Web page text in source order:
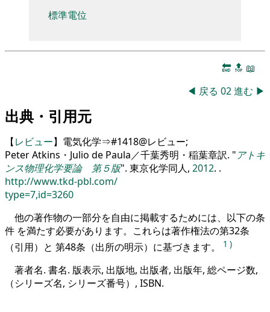
標準電位
🔚 🔝 📖
◀ 戻る 02進む ▶
出典・引用元
【レビュー】電気化学⇒#1418@レビュー;
Peter Atkins・Julio de Paula／千葉秀明・稲葉章訳.
アトキ
ンス物理化学要論 第５版 . 東京化学同人, 2012. .
http://www.tkd-pbl.com/
type=7,id=3260
他の著作物の一部分を自由に掲載するためには、以下の条
件 を満たす必要があります。これらは著作権法の第32条
（引用）と 第48条（出所の明示）に基づきます。
1 )
著者名. 書名. 版表示, 出版地, 出版者, 出版年, 総ページ数,
（シリーズ名, シリーズ番号）, ISBN.